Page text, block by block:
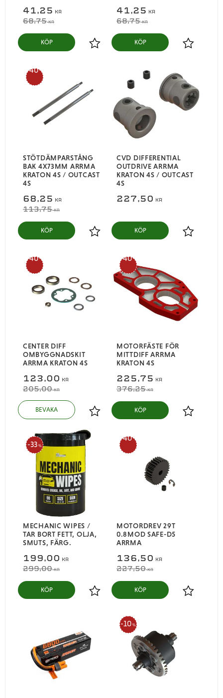
41,25 KR
68,75KR
Lägg till i favoriter
KÖP
41,25 KR
68,75KR
Lägg till i
KÖP
STÖTDÄMPARSTÅNG
BAK 4X73MM ARRMA
KRATON 4S / OUTCAST
4S
68,25 KR
113,75KR
40
%
Lägg till i favoriter
KÖP
CVD DIFFERENTIAL
OUTDRIVE ARRMA
KRATON 4S / OUTCAST
4S
227,50 KR
Lägg till i
KÖP
CENTER DIFF
OMBYGGNADSKIT
ARRMA KRATON 4S
123,00 KR
205,00KR
40
%
Lägg till i favoriter
MOTORFÄSTE FÖR
MITTDIFF ARRMA
KRATON 4S
225,75 KR
376,25KR
40
%
Lägg till i
KÖP
MECHANIC WIPES /
TAR BORT FETT, OLJA,
SMUTS, FÄRG.
199,00 KR
299,00KR
33 %
Lägg till i favoriter
KÖP
MOTORDREV 29T
0.8MOD SAFE-D5
ARRMA
136,50 KR
227,50KR
40
%
Lägg till i
KÖP
10 %